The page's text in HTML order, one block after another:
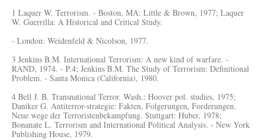
1 Laquer W. Terrorism. - Boston, MA: Little & Brown, 1977; Laquer
W. Guerrilla: A Historical and Critical Study.
- London: Weidenfeld & Nicolson, 1977.
3 Jenkins B.M. International Terrorism: A new kind of warfare. -
RAND, 1974. - P.4; Jenkins B.M. The Study of Terrorism: Definitional
Problem. - Santa Monica (California), 1980.
4 Bell J. B. Transnational Terror. Wash.: Hoover pol. studies, 1975;
Daniker G. Antiterror-strategie: Fakten, Folgerungen, Forderungen.
Neue wege der Terroristenbekampfung. Stuttgart: Huber, 1978;
Bonanate L. Terrorism and International Political Analysis. - New York
Publishing House, 1979.